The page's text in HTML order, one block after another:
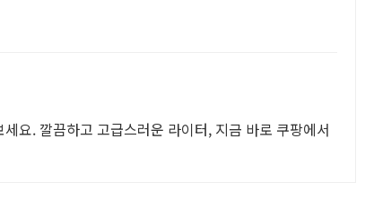
요. 깔끔하고 고급스러운 라이터, 지금 바로 쿠팡에서